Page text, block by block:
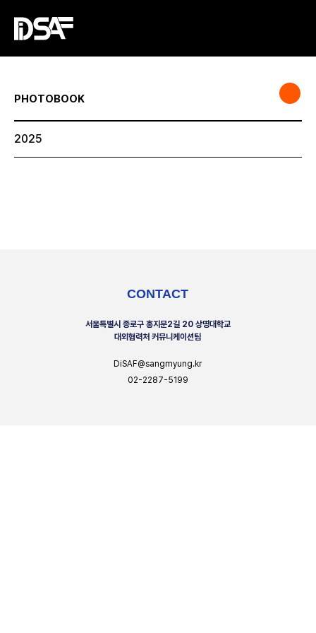
PHOTOBOOK
2025
CONTACT
서울특별시 종로구 홍지문2길 20 상명대학교
대외협력처 커뮤니케이션팀
DiSAF@sangmyung.kr
02-2287-5199